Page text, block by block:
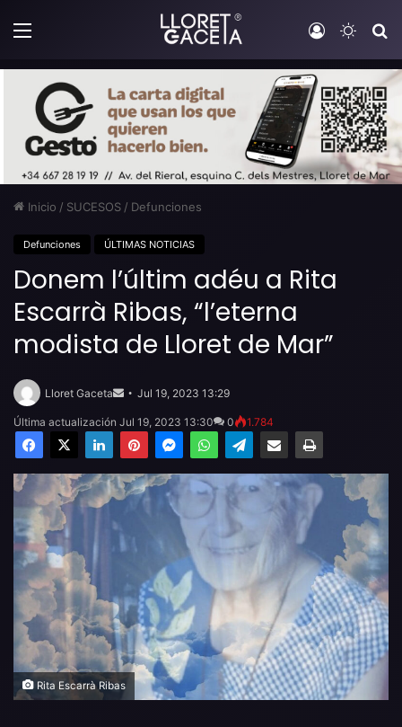
Menú Iniciar
Inicio / SUCESOS / Defunciones
Defunciones ÚLTIMAS NOTICIAS
Donem l’últim adéu a Rita
Escarrà Ribas, “l’eterna
modista de Lloret de Mar”
Lloret Gaceta
email
Jul 19, 2023 13:29
Última actualización Jul 19, 2023 13:30 0 1.784
Facebook
X LinkedInPinterestMessengerWhatsAppTelegramCompartir por email Imprimir
Rita Escarrà Ribas